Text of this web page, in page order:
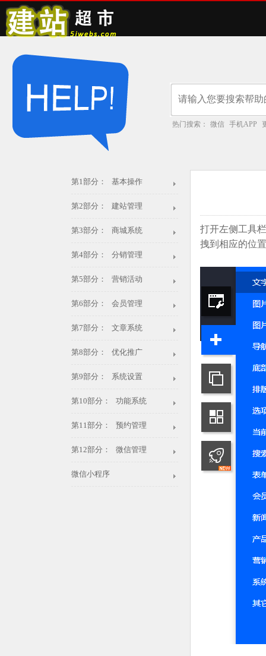
热门搜索： 微信 手机APP
第1部分： 基本操作
第2部分： 建站管理
第3部分： 商城系统
第4部分： 分销管理
第5部分： 营销活动
第6部分： 会员管理
第7部分： 文章系统
第8部分： 优化推广
第9部分： 系统设置
第10部分： 功能系统
第11部分： 预约管理
第12部分： 微信管理
微信小程序
打开左侧工具
拽到相应的位